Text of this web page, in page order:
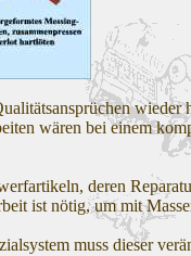
wieder
wären bei einem
deren
ist nötig, um mit
muss dieser